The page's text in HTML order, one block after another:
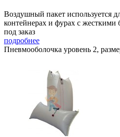
Воздушный пакет используется
контейнерах и фурах с жесткими
под заказ
подробнее
Пневмооболочка уровень 2,